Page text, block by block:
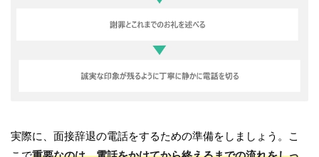
実際に、面接辞退の電話をするための準備をしましょう。こ